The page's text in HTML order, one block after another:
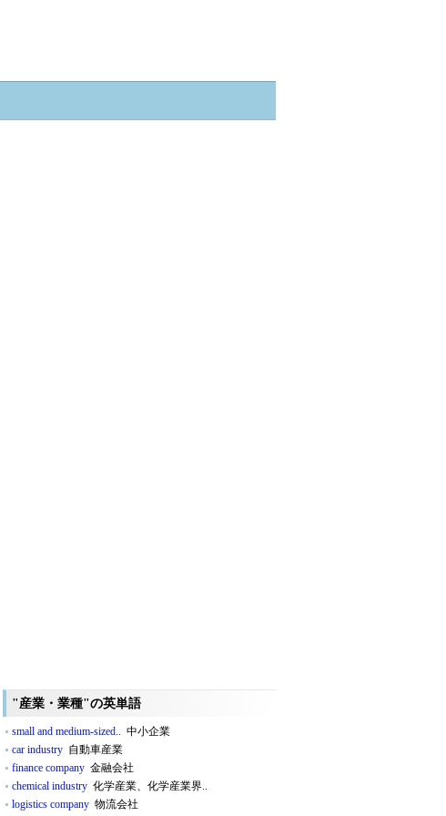
"産業・業種"の英単語
small and medium-sized.. 中小企業
car industry 自動車産業
finance company 金融会社
chemical industry 化学産業、化学産業界..
logistics company 物流会社